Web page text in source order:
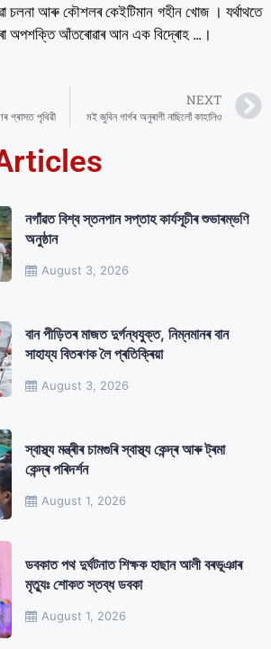
চলনা আৰু কৌশলৰ কেইটিমান গহীন খোজ । যৰ্থাথতে
অপশক্তি আঁতৰোৱাৰ আন এক বিদ্ৰোহ …।
গ্ৰাসত পৃথিৱী
NEXT
মই জুবিন গাৰ্গৰ অনুৰাগী নাছিলোঁ কাহানিও
August 3, 2026
নগাঁৱত বিশ্ব স্তনপান সপ্তাহ কাৰ্যসূচীৰ শুভাৰম্ভণি
অনুষ্ঠান
August 3, 2026
বান পীড়িতৰ মাজত দুৰ্গন্ধযুক্ত, নিম্নমানৰ বান
সাহায্য বিতৰণক লৈ প্ৰতিক্ৰিয়া
August 1, 2026
স্বাস্থ্য মন্ত্ৰীৰ চামগুৰি স্বাস্থ্য কেন্দ্ৰ আৰু ট্ৰমা
কেন্দ্ৰ পৰিদৰ্শন
August 1, 2026
ডবকাত পথ দুৰ্ঘটনাত শিক্ষক হাছান আলী বৰভূঞাৰ
মৃত্যুঃ শোকত স্তব্ধ ডবকা